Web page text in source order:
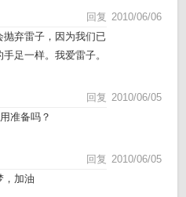
2010/06/06
回复
弃雷子，因为我们已
足一样。我爱雷子。
2010/06/05
回复
准备吗？
2010/06/05
回复
，加油